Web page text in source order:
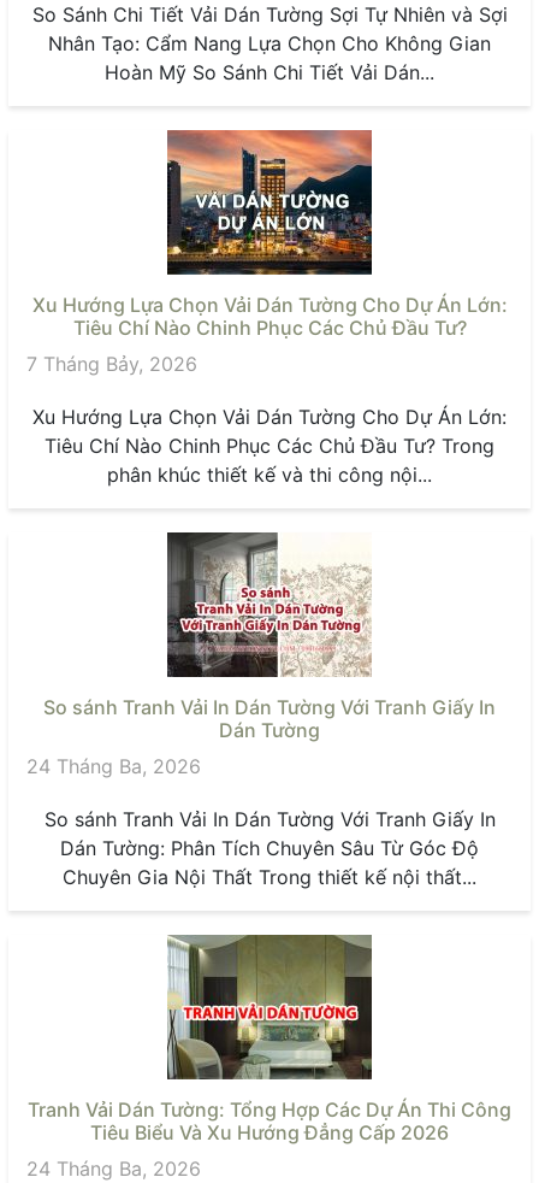
So Sánh Chi Tiết Vải Dán Tường Sợi Tự Nhiên và Sợi
Nhân Tạo: Cẩm Nang Lựa Chọn Cho Không Gian
Hoàn Mỹ So Sánh Chi Tiết Vải Dán...
Xu Hướng Lựa Chọn Vải Dán Tường Cho Dự Án Lớn:
Tiêu Chí Nào Chinh Phục Các Chủ Đầu Tư?
7 Tháng Bảy, 2026
Xu Hướng Lựa Chọn Vải Dán Tường Cho Dự Án Lớn:
Tiêu Chí Nào Chinh Phục Các Chủ Đầu Tư? Trong
phân khúc thiết kế và thi công nội...
So sánh Tranh Vải In Dán Tường Với Tranh Giấy In
Dán Tường
24 Tháng Ba, 2026
So sánh Tranh Vải In Dán Tường Với Tranh Giấy In
Dán Tường: Phân Tích Chuyên Sâu Từ Góc Độ
Chuyên Gia Nội Thất Trong thiết kế nội thất...
Tranh Vải Dán Tường: Tổng Hợp Các Dự Án Thi Công
Tiêu Biểu Và Xu Hướng Đẳng Cấp 2026
24 Tháng Ba, 2026